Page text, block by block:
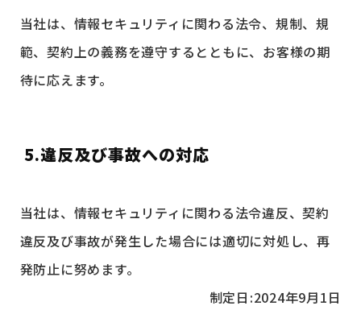
当社は、情報セキュリティに関わる法令、規制、規
範、契約上の義務を遵守するとともに、お客様の期
待に応えます。
5.違反及び事故への対応
当社は、情報セキュリティに関わる法令違反、契約
違反及び事故が発生した場合には適切に対処し、再
発防止に努めます。
制定日:2024年9月1日